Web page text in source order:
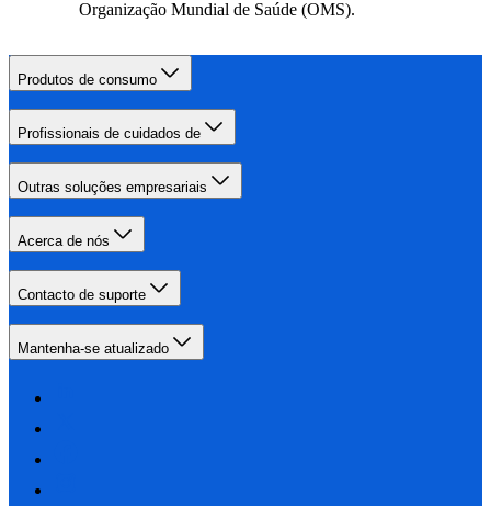
Organização Mundial de Saúde (OMS).
Produtos de consumo
Profissionais de cuidados de
Outras soluções empresariais
Acerca de nós
Contacto de suporte
Mantenha-se atualizado